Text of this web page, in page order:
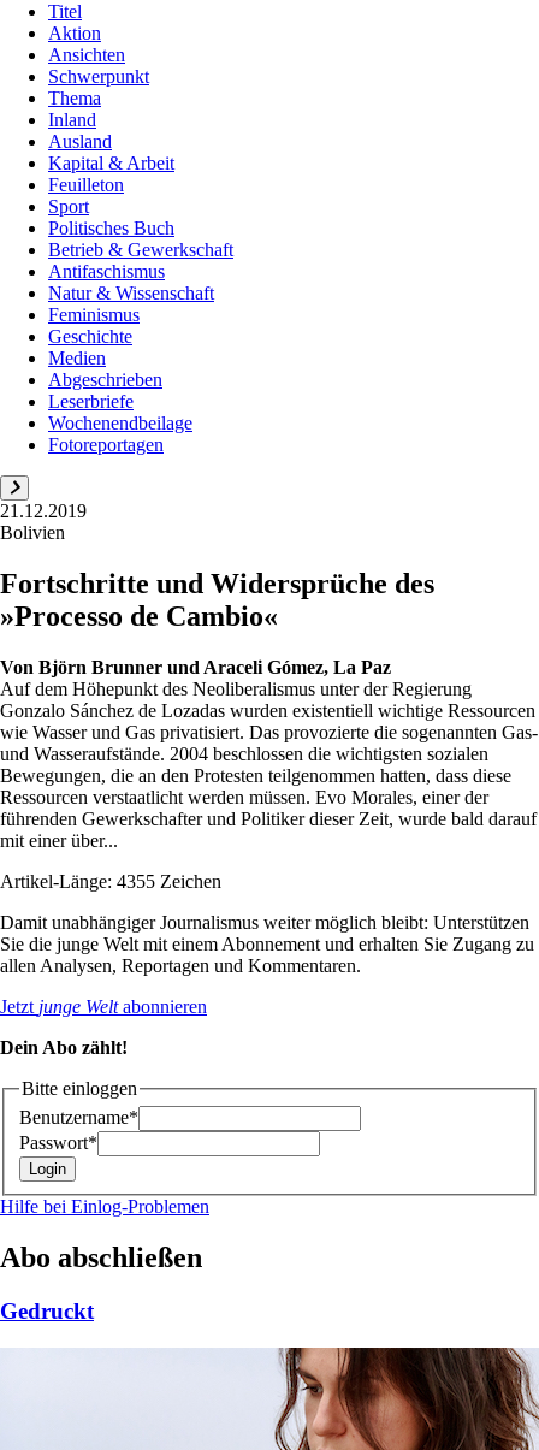
Titel
Aktion
Ansichten
Schwerpunkt
Thema
Inland
Ausland
Kapital & Arbeit
Feuilleton
Sport
Politisches Buch
Betrieb & Gewerkschaft
Antifaschismus
Natur & Wissenschaft
Feminismus
Geschichte
Medien
Abgeschrieben
Leserbriefe
Wochenendbeilage
Fotoreportagen
21.12.2019
Bolivien
Fortschritte und Widersprüche des
»Processo de Cambio«
Von Björn Brunner und Araceli Gómez, La Paz
Auf dem Höhepunkt des Neoliberalismus unter der Regierung
Gonzalo Sánchez de Lozadas wurden existentiell wichtige Ressourcen
wie Wasser und Gas privatisiert. Das provozierte die sogenannten Gas-
und Wasseraufstände. 2004 beschlossen die wichtigsten sozialen
Bewegungen, die an den Protesten teilgenommen hatten, dass diese
Ressourcen verstaatlicht werden müssen. Evo Morales, einer der
führenden Gewerkschafter und Politiker dieser Zeit, wurde bald darauf
mit einer über...
Artikel-Länge: 4355 Zeichen
Damit unabhängiger Journalismus weiter möglich bleibt: Unterstützen
Sie die junge Welt mit einem Abonnement und erhalten Sie Zugang zu
allen Analysen, Reportagen und Kommentaren.
Jetzt junge Weltabonnieren
Dein Abo zählt!
Bitte einloggen
Benutzername*
Passwort*
Hilfe bei Einlog-Problemen
Abo abschließen
Gedruckt